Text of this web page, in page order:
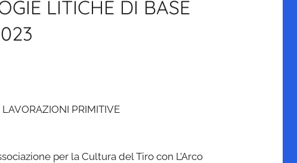
LITICHE DI BASE
PRIMITIVE
per la Cultura del Tiro con L’Arco